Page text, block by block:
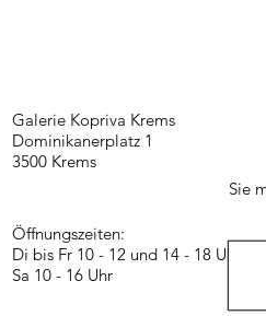
Galerie Kopriva Krems
Dominikanerplatz 1
3500 Krems
Öffnungszeiten:
Di bis Fr 10 - 12 und 14 - 18 Uhr
Sa 10 - 16 Uhr
Sie